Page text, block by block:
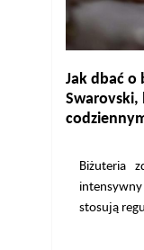
Jak dbać o
Swarovski,
Biżuteria
stosują